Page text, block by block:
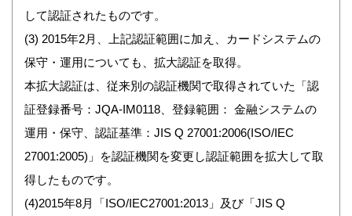
して認証されたものです。
(3) 2015年2月、上記認証範囲に加え、カードシステムの
保守・運用についても、拡大認証を取得。
本拡大認証は、従来別の認証機関で取得されていた「認
証登録番号：JQA-IM0118、登録範囲： 金融システムの
運用・保守、認証基準：JIS Q 27001:2006(ISO/IEC
27001:2005)」を認証機関を変更し認証範囲を拡大して取
得したものです。
(4)2015年8月「ISO/IEC27001:2013」及び「JIS Q